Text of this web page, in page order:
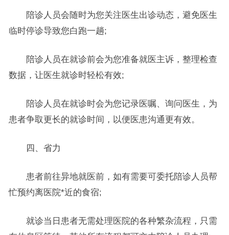
陪诊人员会随时为您关注医生出诊动态，避免医生
临时停诊导致您白跑一趟;
陪诊人员在就诊前会为您准备就医主诉，整理检查
数据，让医生就诊时轻松有效;
陪诊人员在就诊时会为您记录医嘱、询问医生，为
患者争取更长的就诊时间，以便医患沟通更有效。
四、省力
患者前往异地就医前，如有需要可委托陪诊人员帮
忙预约离医院*近的食宿;
就诊当日患者无需处理医院的各种繁杂流程，只需